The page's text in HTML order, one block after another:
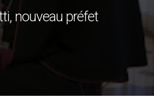
nouveau préfet